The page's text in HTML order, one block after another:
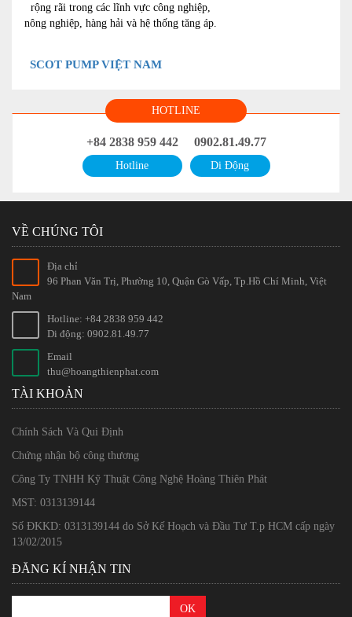
rộng rãi trong các lĩnh vực công nghiệp,
nông nghiệp, hàng hải và hệ thống tăng áp.
SCOT PUMP VIỆT NAM
HOTLINE
+84 2838 959 442
Hotline
0902.81.49.77
Di Động
VỀ CHÚNG TÔI
Địa chỉ
96 Phan Văn Trị, Phường 10, Quận Gò Vấp, Tp.Hồ Chí Minh, Việt
Nam
Hotline: +84 2838 959 442
Di động: 0902.81.49.77
Email
thu@hoangthienphat.com
TÀI KHOẢN
Chính Sách Và Qui Định
Chứng nhận bộ công thương
Công Ty TNHH Kỹ Thuật Công Nghệ Hoàng Thiên Phát
MST: 0313139144
Số ĐKKD: 0313139144 do Sở Kế Hoạch và Đầu Tư T.p HCM cấp ngày
13/02/2015
ĐĂNG KÍ NHẬN TIN